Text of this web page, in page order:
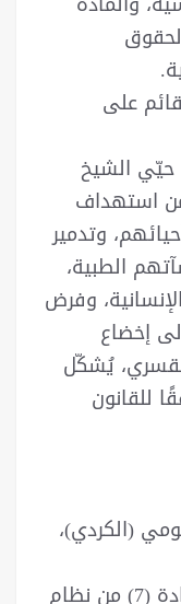
على
حيّي الشيخ
استهداف
وتدمير
الطبية،
وفرض
إخضاع
يُشكّل
للقانون
(الكردي)،
وجرائم ضد الإنسانية بموجب المادة (7) من نظام